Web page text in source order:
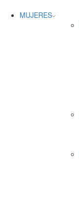
MUJERES